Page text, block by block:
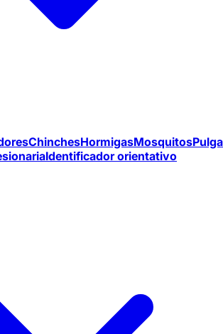
ChinchesHormigasMosquitos
Identificador orientativo